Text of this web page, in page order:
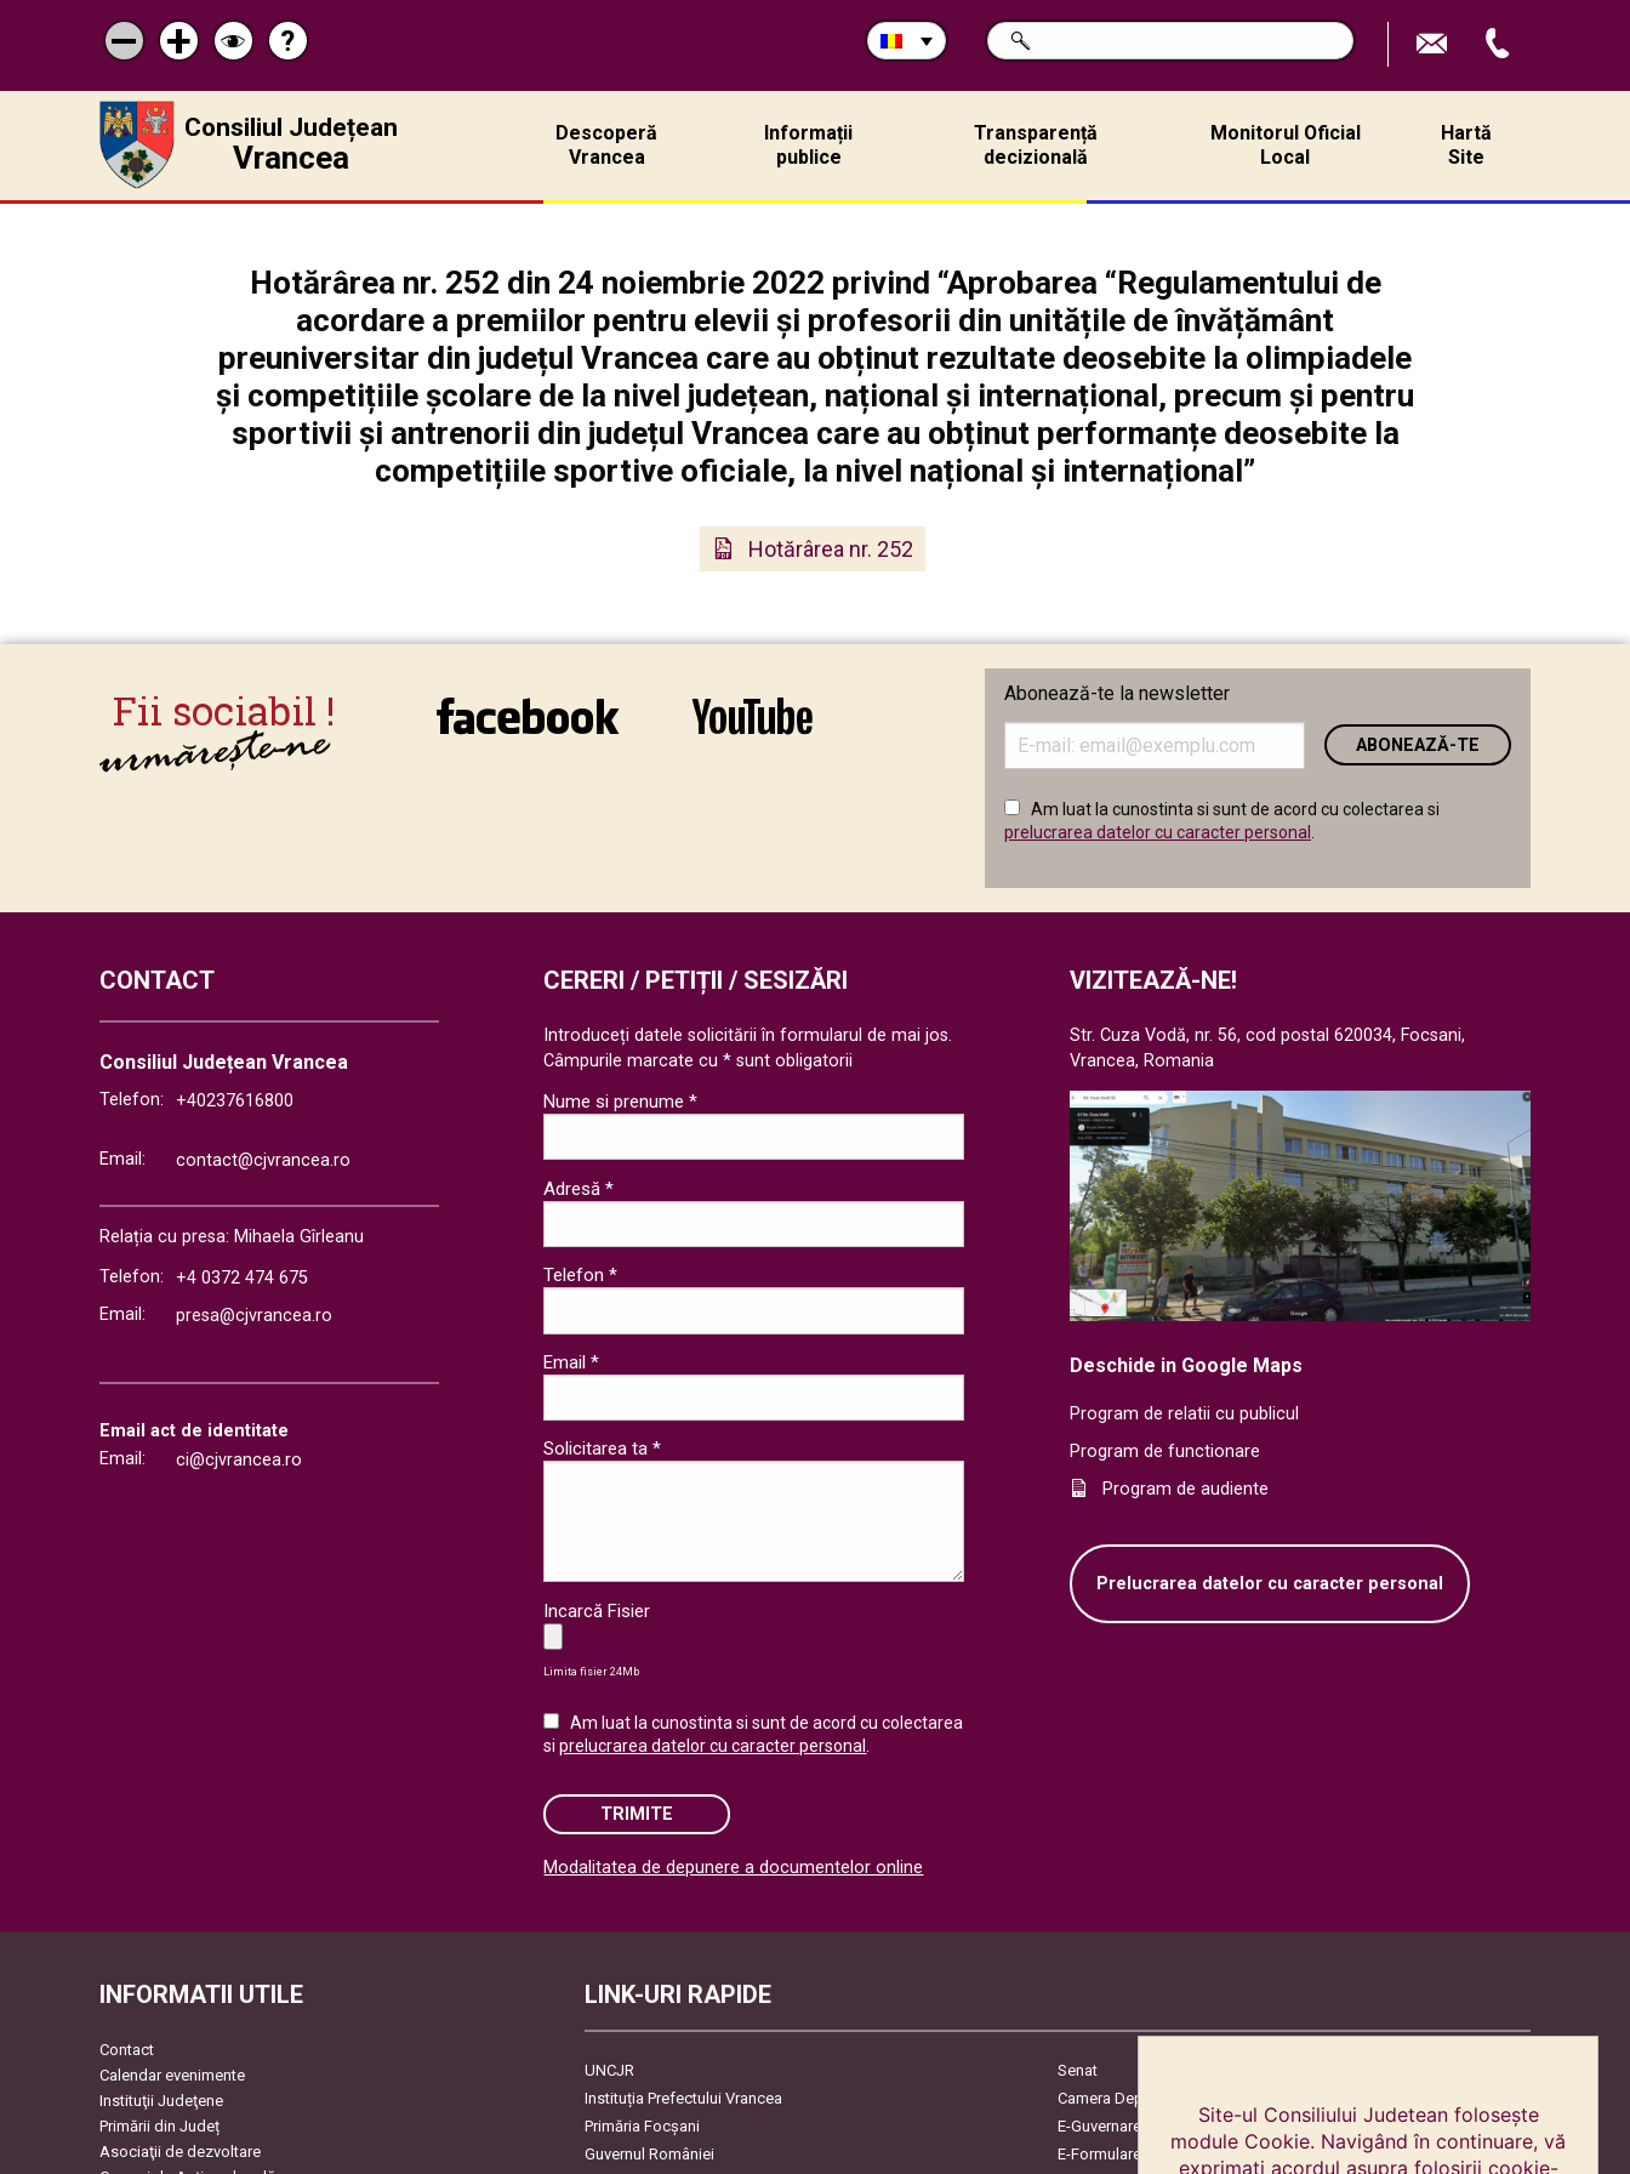
Micșorează
scrisul
Mărește
scrisul
Schimbă
contrastul
Pagina
de
ajutor
?
Caută
în
CAUTĂ
Consiliul Județean
Vrancea
Descoperă
Vrancea
Informații
publice
Transparență
decizională
Monitorul Oficial
Local
Hartă
Site
Hotărârea nr. 252 din 24 noiembrie 2022 privind “Aprobarea “Regulamentului de
acordare a premiilor pentru elevii și profesorii din unitățile de învățământ
preuniversitar din județul Vrancea care au obținut rezultate deosebite la olimpiadele
și competițiile școlare de la nivel județean, național și internațional, precum și pentru
sportivii și antrenorii din județul Vrancea care au obținut performanțe deosebite la
competițiile sportive oficiale, la nivel național și internațional”
Hotărârea nr. 252
Abonează-te la newsletter
adresa
email
în
câmpul
Am luat la cunostinta si sunt de acord cu colectarea si
prelucrarea datelor cu caracter personal .
CONTACT
Consiliul Județean Vrancea
Telefon: +40237616800
Email: contact@cjvrancea.ro
Relația cu presa: Mihaela Gîrleanu
Telefon:
+4 0372 474 675
Email:
presa@cjvrancea.ro
Email act de identitate
Email:
ci@cjvrancea.ro
VIZITEAZĂ-NE!
Str. Cuza Vodă, nr. 56, cod postal 620034, Focsani,
Vrancea, Romania
Deschide in Google Maps
Program de relatii cu publicul
Program de functionare
Program de audiente
Prelucrarea datelor cu caracter personal
CERERI / PETIȚII / SESIZĂRI
Introduceți datele solicitării în formularul de mai jos.
Câmpurile marcate cu * sunt obligatorii
Nume si prenume *
Adresă *
Telefon *
Email *
Solicitarea ta *
Incarcă Fisier
Limita fisier 24Mb
Am luat la cunostinta si sunt de acord cu colectarea
siprelucrarea datelor cu caracter personal.
TRIMITE
Modalitatea de depunere a documentelor online
INFORMATII UTILE
Contact
Calendar evenimente
Instituţii Judeţene
Primării din Județ
Asociaţii de dezvoltare
LINK-URI RAPIDE
UNCJR
Senat
Instituția Prefectului Vrancea
Camera Deputaților
Primăria Focşani
E-Guvernare
Guvernul României
E-Formulare
Site-ul Consiliului Judetean folosește
module Cookie. Navigând în continuare, vă
exprimați acordul asupra folosirii cookie-